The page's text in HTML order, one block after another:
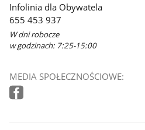
Infolinia dla Obywatela
655 453 937
W dni robocze
w godzinach: 7:25-15:00
MEDIA SPOŁECZNOŚCIOWE: